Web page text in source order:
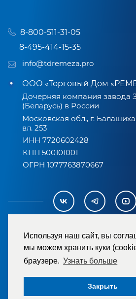
Используя наш сайт, вы
мы можем хранить куки
браузере. Узнать больше
Закрыть
8-800-511-31-05
8-495-414-15-35
info@tdremeza.pro
ООО «Торговый Дом
Дочерняя компания завода
(Беларусь) в России
Московская обл., г.
вл. 253
ИНН 7720602428
КПП 500101001
ОГРН 1077763870667
2007-2026 © ООО «ТД «РЕМЕЗА».
информация на сайте размещена в
возможности покупателю
приобретением и не является
437 ГК РФ). Внешний вид товара
представленного на